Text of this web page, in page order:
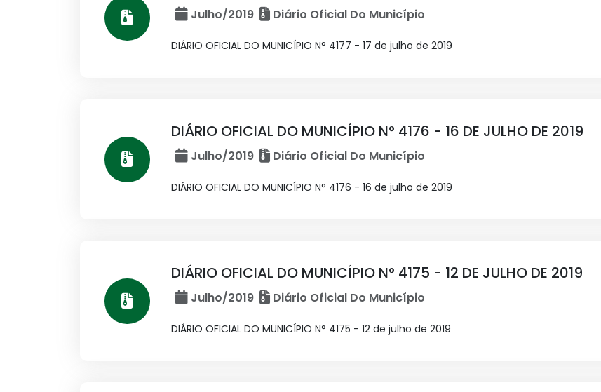
Julho/2019 Diário Oficial Do Município
DIÁRIO OFICIAL DO MUNICÍPIO N° 4177 - 17 de julho de 2019
DIÁRIO OFICIAL DO MUNICÍPIO N° 4176 - 16 DE JULHO DE 2019
Julho/2019 Diário Oficial Do Município
DIÁRIO OFICIAL DO MUNICÍPIO N° 4176 - 16 de julho de 2019
DIÁRIO OFICIAL DO MUNICÍPIO N° 4175 - 12 DE JULHO DE 2019
Julho/2019 Diário Oficial Do Município
DIÁRIO OFICIAL DO MUNICÍPIO N° 4175 - 12 de julho de 2019